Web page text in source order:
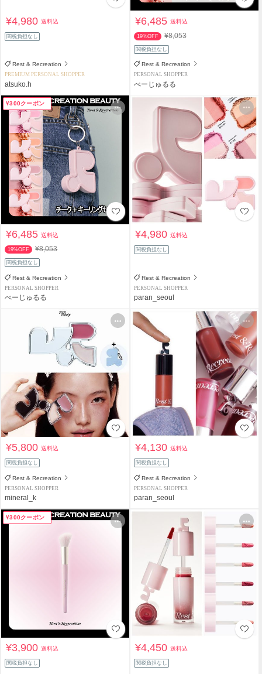
¥4,980送料込
関税負担なし
Rest & Recreation
PREMIUM PERSONAL SHOPPER
atsuko.h
¥6,485送料込
19%OFF ¥8,053
関税負担なし
Rest & Recreation
PERSONAL SHOPPER
べーじゅるる
¥300クーポン
¥6,485送料込
19%OFF ¥8,053
関税負担なし
Rest & Recreation
PERSONAL SHOPPER
べーじゅるる
¥4,980送料込
関税負担なし
Rest & Recreation
PERSONAL SHOPPER
paran_seoul
¥5,800送料込
関税負担なし
Rest & Recreation
PERSONAL SHOPPER
mineral_k
¥4,130送料込
関税負担なし
Rest & Recreation
PERSONAL SHOPPER
paran_seoul
¥300クーポン
¥3,900送料込
関税負担なし
¥4,450送料込
関税負担なし